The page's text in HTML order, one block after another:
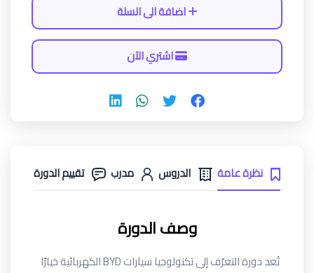
نظرة عامة الدروس مدرب تقييم الدورة
وصف الدورة
تُعد دورةالتعرّف إلى تكنولوجيا سيارات BYD الكهربائية
خيارًا
اضافة الى السلة
اشتري الآن